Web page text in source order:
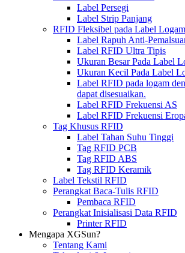
Label Persegi
Label Strip Panjang
RFID Fleksibel pada Label Logam
Label Rapuh Anti-
Label RFID Ultra Tipis
Ukuran Besar Pada Label
Ukuran Kecil Pada Label
Label RFID pada logam
dapat disesuaikan.
Label RFID Frekuensi AS
Label RFID Frekuensi
Tag Khusus RFID
Label Tahan Suhu Tinggi
Tag RFID PCB
Tag RFID ABS
Tag RFID Keramik
Label Tekstil RFID
Perangkat Baca-Tulis RFID
Pembaca RFID
Perangkat Inisialisasi Data RFID
Printer RFID
Mengapa XGSun?
Tentang Kami